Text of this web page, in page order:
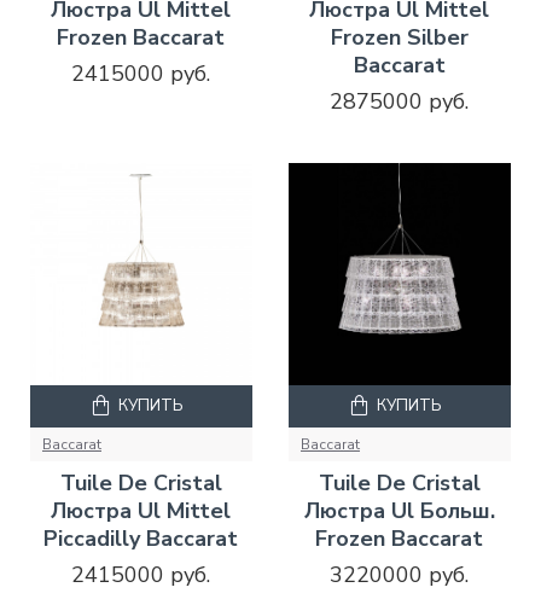
Люстра Ul Mittel
Frozen Baccarat
2415000 руб.
Люстра Ul Mittel
Frozen Silber
Baccarat
2875000 руб.
Baccarat
Tuile De Cristal
Люстра Ul Mittel
Piccadilly Baccarat
2415000 руб.
КУПИТЬ
Baccarat
Tuile De Cristal
Люстра Ul Больш.
Frozen Baccarat
3220000 руб.
КУПИТЬ